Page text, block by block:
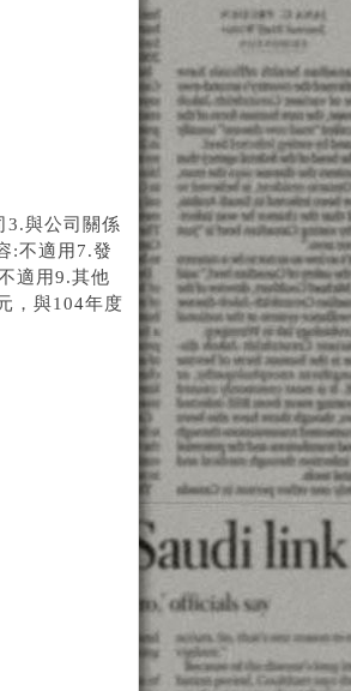
3.與公司關係
:不適用7.發
適用9.其他
，與104年度